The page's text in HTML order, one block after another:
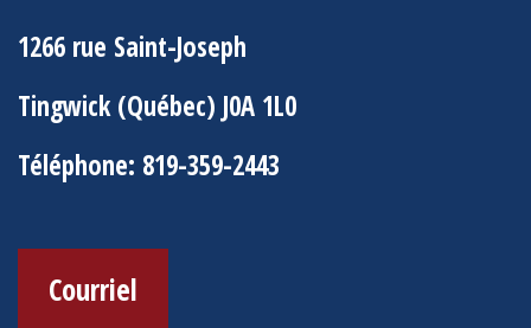
1266 rue Saint-Joseph
Tingwick (Québec) J0A 1L0
Téléphone: 819-359-2443
Courriel